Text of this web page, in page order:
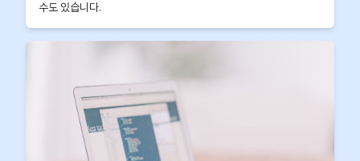
수도 있습니다.